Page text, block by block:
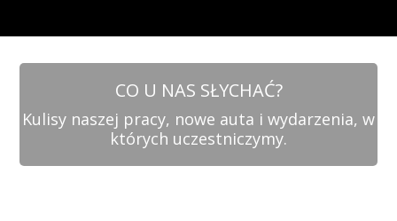
CO U NAS SŁYCHAĆ?
Kulisy naszej pracy, nowe auta i wydarzenia, w
których uczestniczymy.